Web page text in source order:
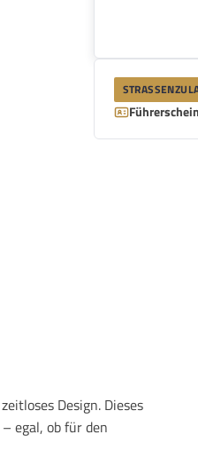
Design. Dieses
egal, ob für den